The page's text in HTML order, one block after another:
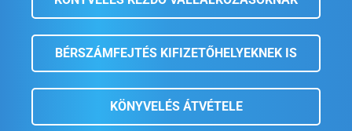
BÉRSZÁMFEJTÉS KIFIZETŐHELYEKNEK IS
KÖNYVELÉS ÁTVÉTELE